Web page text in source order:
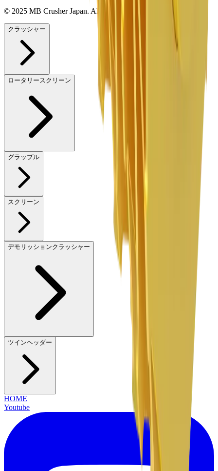
© 2025 MB Crusher Japan. All rights reserved.
クラッシャー
ロータリースクリーン
グラップル
スクリーン
デモリッションクラッシャー
ツインヘッダー
HOME
Youtube